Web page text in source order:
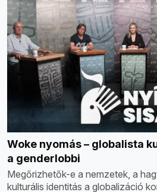
Woke nyomás – globalista
a genderlobbi
Megőrizhetők-e a nemzetek, a
kulturális identitás a globalizáció